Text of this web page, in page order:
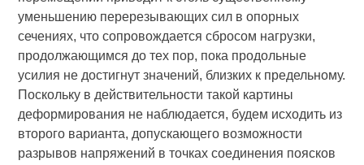
уменьшению перерезывающих сил в опорных
сечениях, что сопровождается сбросом нагрузки,
продолжающимся до тех пор, пока продольные
усилия не достигнут значений, близких к предельному.
Поскольку в действительности такой картины
деформирования не наблюдается, будем исходить из
второго варианта, допускающего возможности
разрывов напряжений в точках соединения поясков